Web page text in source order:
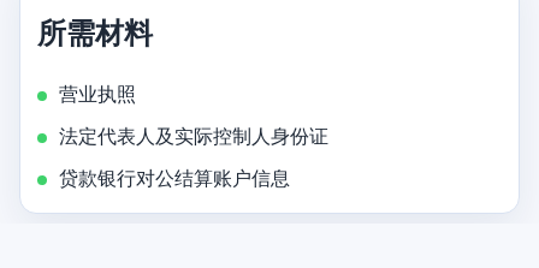
所需材料
营业执照
法定代表人及实际控制人身份证
贷款银行对公结算账户信息